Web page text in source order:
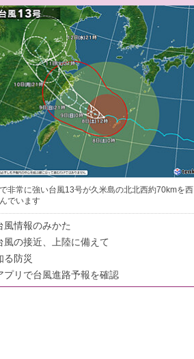
非常に強い台風13号が久米島の北北西約70kmを西
でいます
風情報のみかた
風の接近、上陸に備えて
る防災
プリで台風進路予報を確認